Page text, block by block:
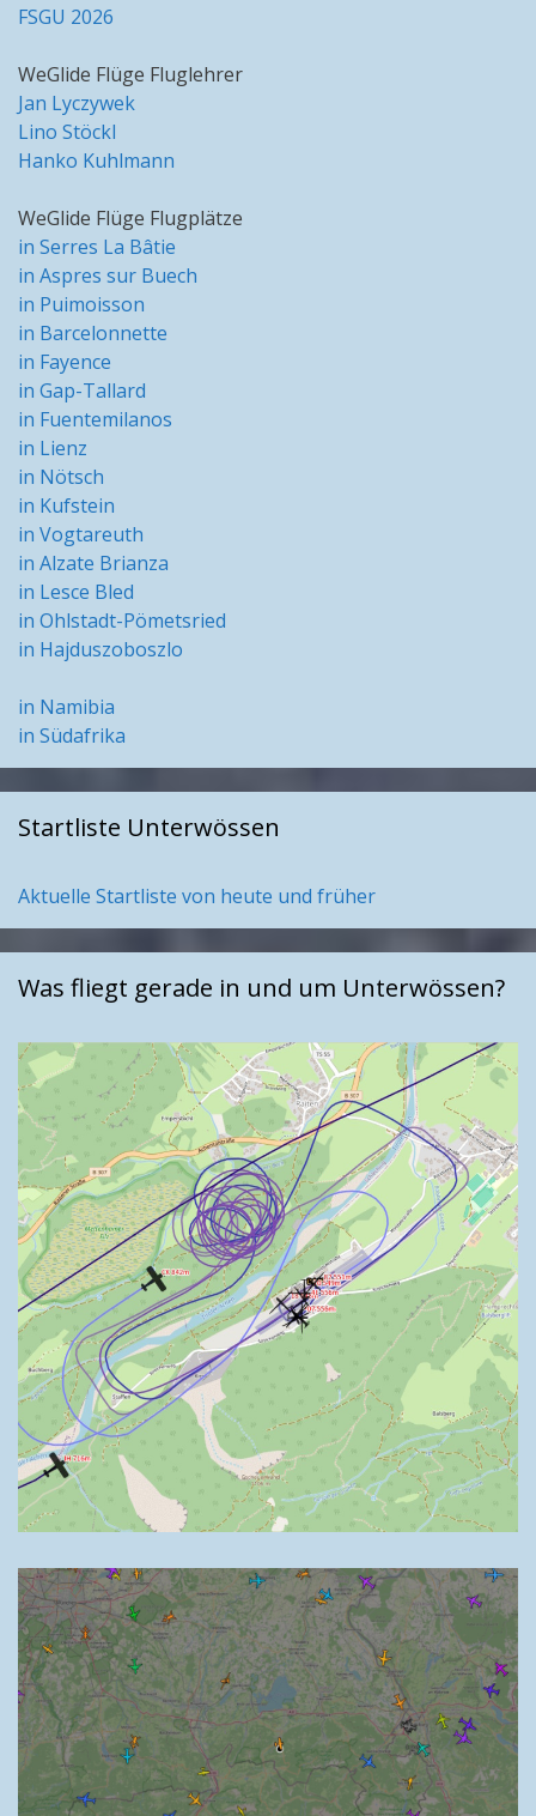
FSGU 2026
WeGlide Flüge Fluglehrer
Jan Lyczywek
Lino Stöckl
Hanko Kuhlmann
WeGlide Flüge Flugplätze
in Serres La Bâtie
in Aspres sur Buech
in Puimoisson
in Barcelonnette
in Fayence
in Gap-Tallard
in Fuentemilanos
in Lienz
in Nötsch
in Kufstein
in Vogtareuth
in Alzate Brianza
in Lesce Bled
in Ohlstadt-Pömetsried
in Hajduszoboszlo
in Namibia
in Südafrika
Startliste Unterwössen
Aktuelle Startliste von heute und früher
Was fliegt gerade in und um Unterwössen?